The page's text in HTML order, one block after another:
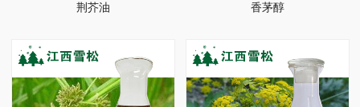
荆芥油 香茅醇